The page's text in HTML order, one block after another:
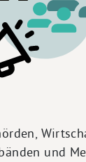
und